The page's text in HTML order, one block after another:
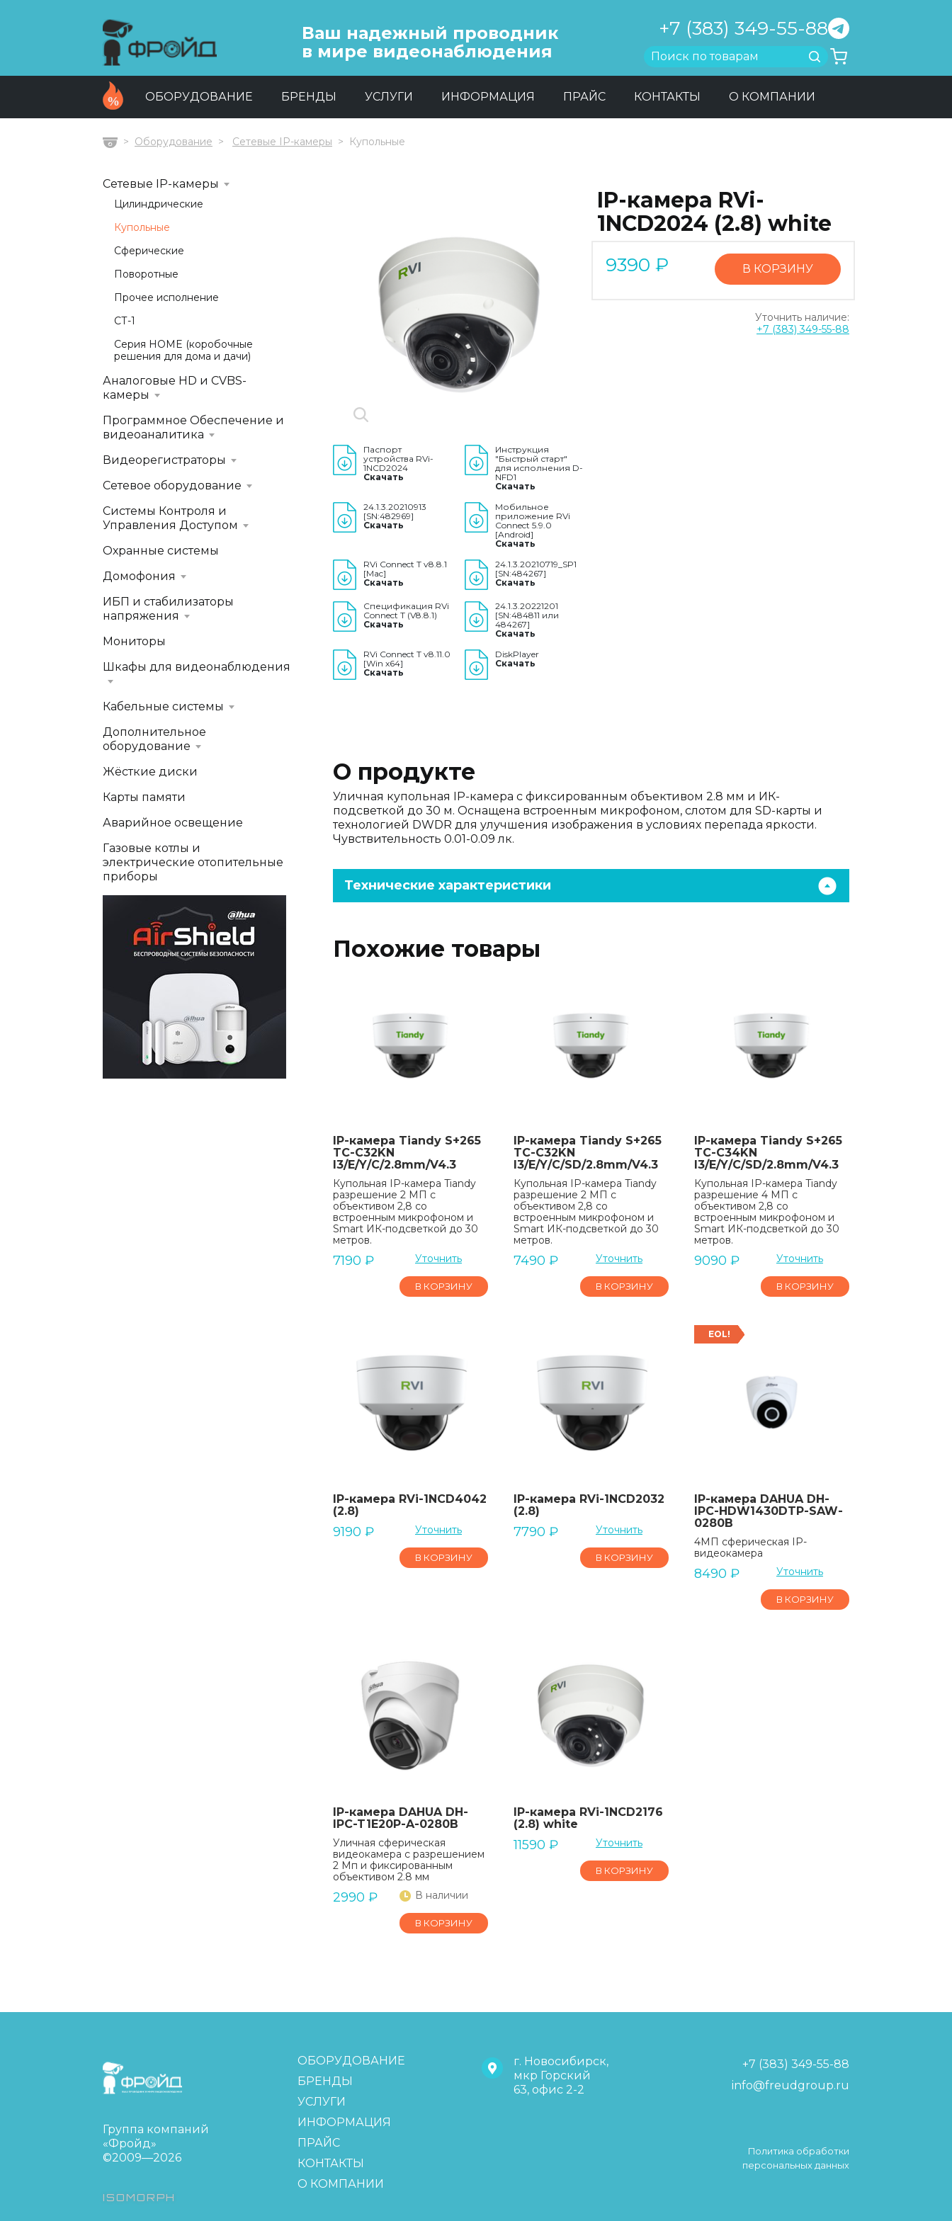
Ваш надежный проводник
в мире видеонаблюдения
+7 (383) 349-55-88
Найти
ОБОРУДОВАНИЕ БРЕНДЫ УСЛУГИ ИНФОРМАЦИЯ ПРАЙС КОНТАКТЫ О КОМПАНИИ
ГлавнаяОборудование Сетевые IP-камеры Купольные
Паспорт
устройства RVi-
1NCD2024
Скачать
Инструкция
"Быстрый старт"
для исполнения D-
NFD1
Скачать
24.1.3.20210913
[SN:482969]
Скачать
Мобильное
приложение RVi
Connect 5.9.0
[Android]
Скачать
RVi Connect T v8.8.1
[Mac]
Скачать
24.1.3.20210719_SP1
[SN:484267]
Скачать
Спецификация RVi
Connect T (V8.8.1)
Скачать
24.1.3.20221201
[SN:484811 или
484267]
Скачать
RVi Connect T v8.11.0
[Win x64]
Скачать
DiskPlayer
Скачать
IP-камера RVi-
1NCD2024 (2.8) white
9390 ₽ В КОРЗИНУ
Уточнить наличие:
+7 (383) 349-55-88
О продукте
Уличная купольная IP-камера с фиксированным объективом 2.8 мм и ИК-
подсветкой до 30 м. Оснащена встроенным микрофоном, слотом для SD-карты и
технологией DWDR для улучшения изображения в условиях перепада яркости.
Чувствительность 0.01-0.09 лк.
Технические характеристики
Похожие товары
IP-камера Tiandy S+265
TC-C32KN
I3/E/Y/C/2.8mm/V4.3
Купольная IP-камера Tiandy
разрешение 2 МП с
объективом 2,8 со
встроенным микрофоном и
Smart ИК-подсветкой до 30
метров.
7190 ₽ Уточнить
В КОРЗИНУ
IP-камера Tiandy S+265
TC-C32KN
I3/E/Y/C/SD/2.8mm/V4.3
Купольная IP-камера Tiandy
разрешение 2 МП с
объективом 2,8 со
встроенным микрофоном и
Smart ИК-подсветкой до 30
метров.
7490 ₽ Уточнить
В КОРЗИНУ
IP-камера Tiandy S+265
TC-C34KN
I3/E/Y/C/SD/2.8mm/V4.3
Купольная IP-камера Tiandy
разрешение 4 МП с
объективом 2,8 со
встроенным микрофоном и
Smart ИК-подсветкой до 30
метров.
9090 ₽ Уточнить
В КОРЗИНУ
IP-камера RVi-1NCD4042
(2.8)
9190 ₽ Уточнить
В КОРЗИНУ
IP-камера RVi-1NCD2032
(2.8)
7790 ₽ Уточнить
В КОРЗИНУ
EOL!
IP-камера DAHUA DH-
IPC-HDW1430DTP-SAW-
0280B
4МП сферическая IP-
видеокамера
8490 ₽ Уточнить
В КОРЗИНУ
IP-камера DAHUA DH-
IPC-T1E20P-A-0280B
Уличная сферическая
видеокамера с разрешением
2 Мп и фиксированным
объективом 2.8 мм
2990 ₽ В наличии
В КОРЗИНУ
IP-камера RVi-1NCD2176
(2.8) white
11590 ₽ Уточнить
В КОРЗИНУ
Сетевые IP-камеры
Цилиндрические
Купольные
Сферические
Поворотные
Прочее исполнение
СТ-1
Серия HOME (коробочные
решения для дома и дачи)
Аналоговые HD и CVBS-
камеры
Программное Обеспечение и
видеоаналитика
Видеорегистраторы
Сетевое оборудование
Системы Контроля и
Управления Доступом
Охранные системы
Домофония
ИБП и стабилизаторы
напряжения
Мониторы
Шкафы для видеонаблюдения
Кабельные системы
Дополнительное
оборудование
Жёсткие диски
Карты памяти
Аварийное освещение
Газовые котлы и
электрические отопительные
приборы
FreudGroup
Группа компаний
«Фройд»
©2009—2026
ISOMORPH
ОБОРУДОВАНИЕ
БРЕНДЫ
УСЛУГИ
ИНФОРМАЦИЯ
ПРАЙС
КОНТАКТЫ
О КОМПАНИИ
г. Новосибирск,
мкр Горский
63, офис 2-2
+7 (383) 349-55-88
info@freudgroup.ru
Политика обработки
персональных данных